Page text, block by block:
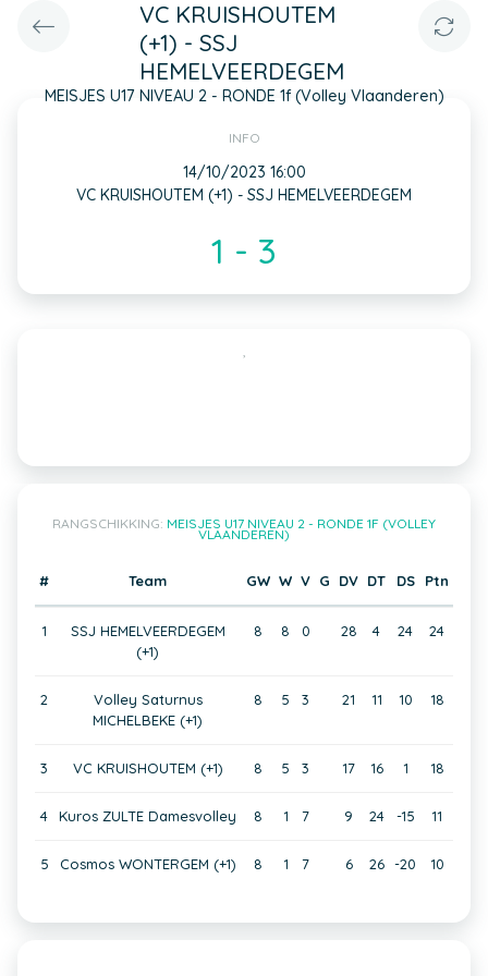
VC KRUISHOUTEM
(+1) - SSJ
HEMELVEERDEGEM
MEISJES U17 NIVEAU 2 - RONDE 1f (Volley Vlaanderen)
INFO
14/10/2023 16:00
VC KRUISHOUTEM (+1) - SSJ HEMELVEERDEGEM
1 - 3
RANGSCHIKKING: MEISJES U17 NIVEAU 2 - RONDE 1F (VOLLEY
VLAANDEREN)
# Team GW W V G DV DT DS Ptn
1
SSJ HEMELVEERDEGEM
(+1)
8 8 0 28 4 24 24
2
Volley Saturnus
MICHELBEKE (+1)
8 5 3 21 11 10 18
3 VC KRUISHOUTEM (+1) 8 5 3 17 16 1 18
4 Kuros ZULTE Damesvolley 8 1 7 9 24 -15 11
5 Cosmos WONTERGEM (+1) 8 1 7 6 26 -20 10